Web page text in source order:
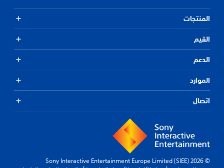
المنتجات
القيم
الدعم
الموارد
اتصال
© 2026 Sony Interactive Entertainment Europe Limited (SIEE)